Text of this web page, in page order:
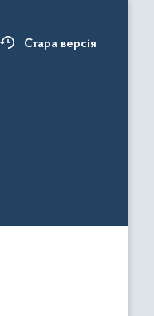
Стара версія